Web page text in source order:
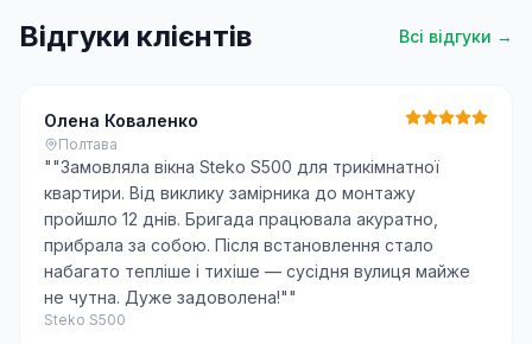
Відгуки клієнтів Всі відгуки →
Олена Коваленко
Полтава
""Замовляла вікна Steko S500 для трикімнатної
квартири. Від виклику замірника до монтажу
пройшло 12 днів. Бригада працювала акуратно,
прибрала за собою. Після встановлення стало
набагато тепліше і тихіше — сусідня вулиця майже
не чутна. Дуже задоволена!""
Steko S500